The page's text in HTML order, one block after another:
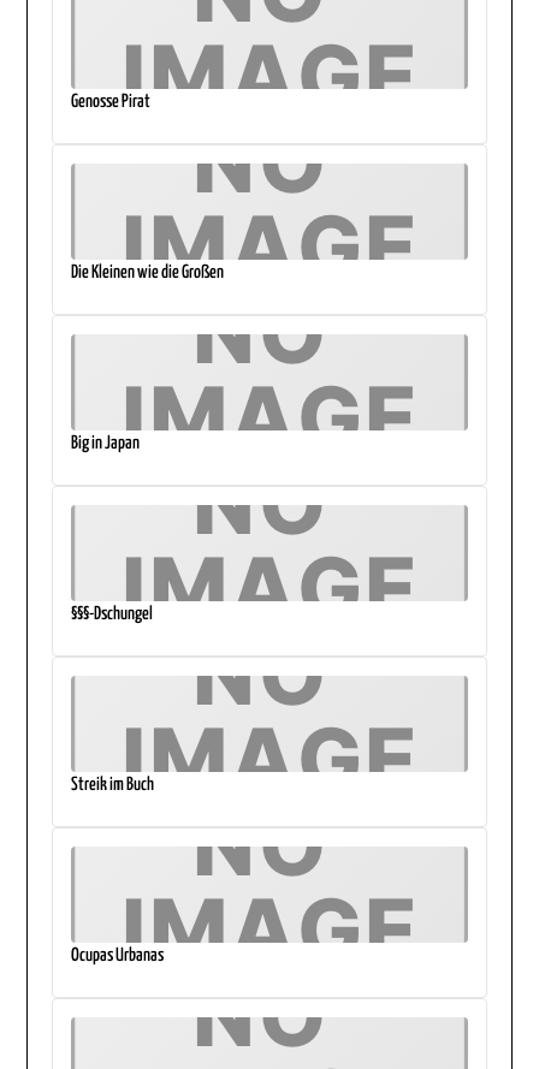
Genosse Pirat
Die Kleinen wie die Großen
Big in Japan
§§§-Dschungel
Streik im Buch
Ocupas Urbanas